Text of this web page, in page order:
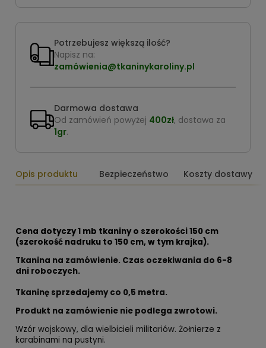
Potrzebujesz większą ilość?
Napisz na:
zamówienia@tkaninykaroliny.pl
Darmowa dostawa
Od zamówień powyżej 400zł, dostawa za
1gr.
Opis produktu Bezpieczeństwo Koszty dostawy
Cena dotyczy 1 mb tkaniny o szerokości 150 cm
(szerokość nadruku to 150 cm, w tym krajka).
Tkanina na zamówienie. Czas oczekiwania do 6-8
dni roboczych.
Tkaninę sprzedajemy co 0,5 metra.
Produkt na zamówienie nie podlega zwrotowi.
Wzór wojskowy, dla wielbicieli militariów. Żołnierze z
karabinami na pustyni.